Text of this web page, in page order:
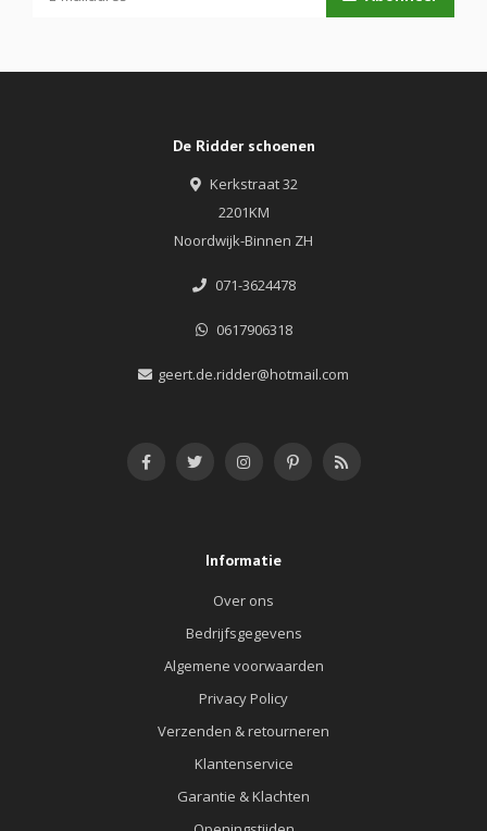
De Ridder schoenen
Kerkstraat 32
2201KM
Noordwijk-Binnen ZH
071-3624478
0617906318
geert.de.ridder@hotmail.com
Informatie
Over ons
Bedrijfsgegevens
Algemene voorwaarden
Privacy Policy
Verzenden & retourneren
Klantenservice
Garantie & Klachten